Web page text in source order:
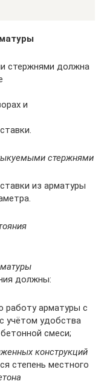
стержнями должна
и
стержнями
из арматуры
должны:
работу арматуры с
учётом удобства
смеси;
конструкций
степень местного